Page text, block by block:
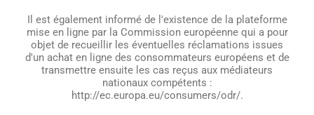
Il est également informé de l'existence de la plateforme
mise en ligne par la Commission européenne qui a pour
objet de recueillir les éventuelles réclamations issues
d'un achat en ligne des consommateurs européens et de
transmettre ensuite les cas reçus aux médiateurs
nationaux compétents :
http://ec.europa.eu/consumers/odr/.